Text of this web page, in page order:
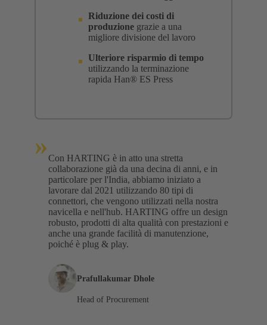
Riduzione dei costi di
produzione grazie a una
migliore divisione del lavoro
Ulteriore risparmio di tempo
utilizzando la terminazione
rapida Han® ES Press
»Con HARTING è in atto una stretta
collaborazione già da una decina di anni, e in
particolare per l'India, abbiamo iniziato a
lavorare dal 2021 utilizzando 80 tipi di
connettori, che vengono utilizzati nella nostra
navicella e nell'hub. HARTING offre un design
robusto, prodotti di alta qualità con prestazioni e
anche una grande facilità di manutenzione,
poiché è plug & play.
Prafullakumar Dhole
Head of Procurement